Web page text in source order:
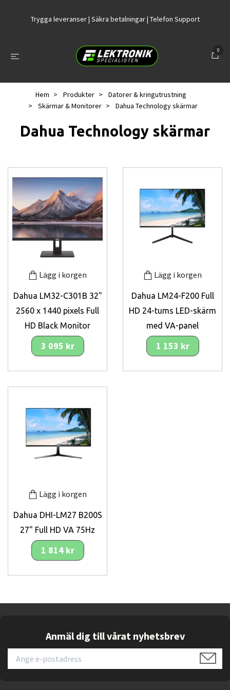
Trygga leveranser | Säkra betalningar | Telefon Support
0
Hem Produkter
Datorer & kringutrustning
Skärmar & Monitorer
Dahua Technology skärmar
Dahua Technology skärmar
Lägg i korgen
Dahua LM32-C301B 32"
2560 x 1440 pixels Full
HD Black Monitor
3 095 kr
Lägg i korgen
Dahua LM24-F200 Full
HD 24-tums LED-skärm
med VA-panel
1 153 kr
Lägg i korgen
Dahua DHI-LM27 B200S
27" Full HD VA 75Hz
1 814 kr
Anmäl dig till vårat nyhetsbrev